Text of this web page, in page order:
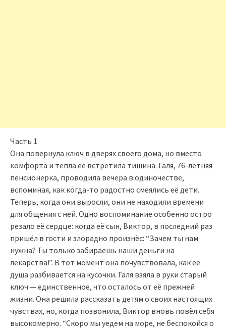
Часть 1
Она повернула ключ в дверях своего дома, но вместо
комфорта и тепла её встретила тишина. Галя, 76-летняя
пенсионерка, проводила вечера в одиночестве,
вспоминая, как когда-то радостно смеялись её дети.
Теперь, когда они выросли, они не находили времени
для общения с ней. Одно воспоминание особенно остро
резало её сердце: когда её сын, Виктор, в последний раз
пришёл в гости и злорадно произнёс: “Зачем ты нам
нужна? Ты только забираешь наши деньги на
лекарства!”. В тот момент она почувствовала, как её
душа разбивается на кусочки. Галя взяла в руки старый
ключ — единственное, что осталось от её прежней
жизни. Она решила рассказать детям о своих настоящих
чувствах, но, когда позвонила, Виктор вновь повёл себя
высокомерно. “Скоро мы уедем на море, не беспокойся о